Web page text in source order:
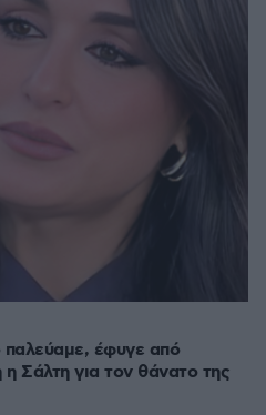
παλεύαμε, έφυγε από
η Σάλτη για τον θάνατο της